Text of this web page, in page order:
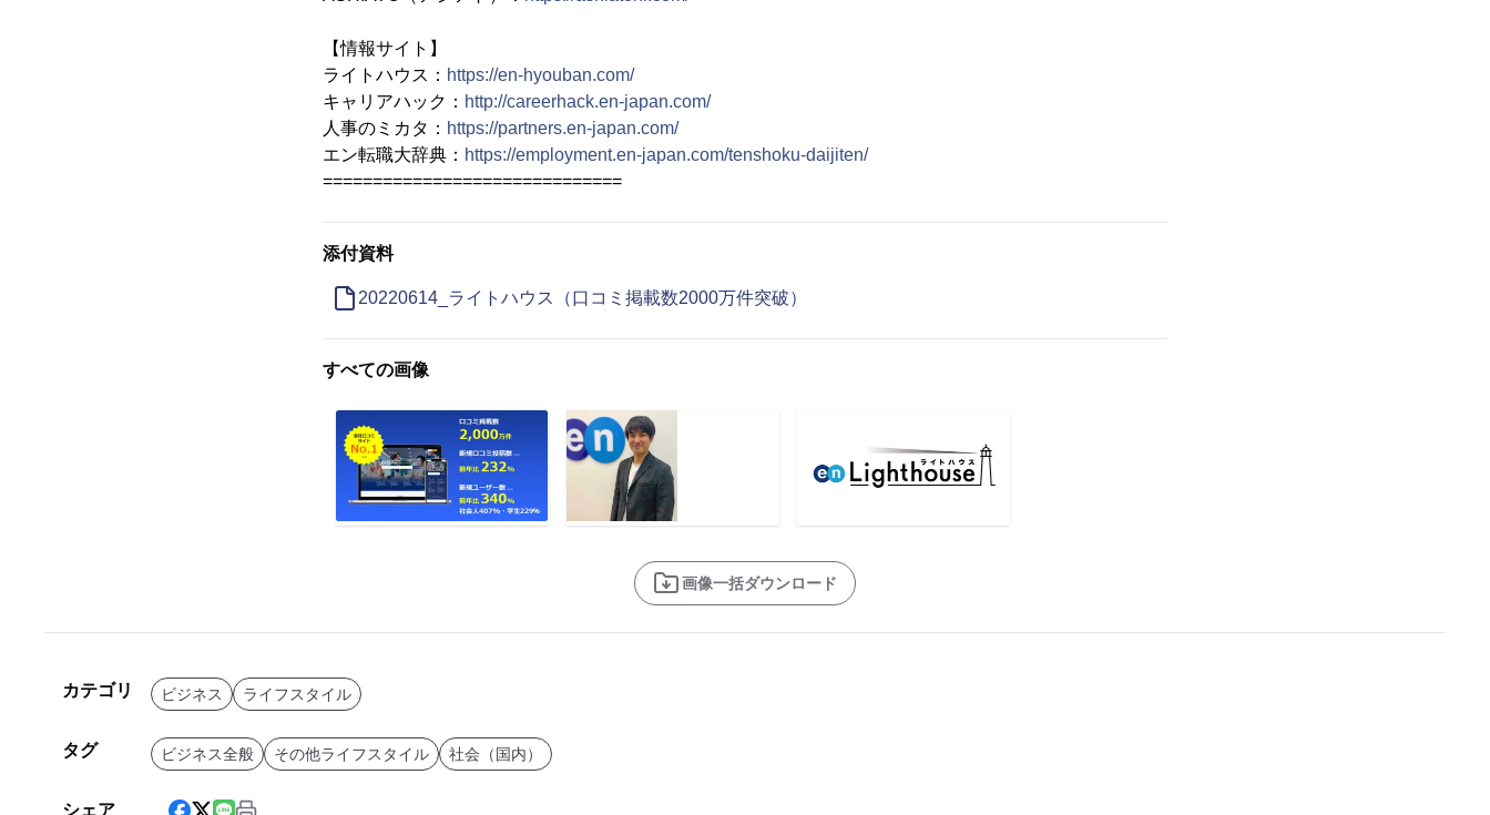
【情報サイト】
ライトハウス： https://en-hyouban.com/
キャリアハック： http://careerhack.en-japan.com/
人事のミカタ： https://partners.en-japan.com/
エン転職大辞典： https://employment.en-japan.com/tenshoku-daijiten/
==============================
添付資料
20220614_ライトハウス（口コミ掲載数2000万件突破）
すべての画像
画像一括ダウンロード
カテゴリ ビジネス ライフスタイル
タグ ビジネス全般 その他ライフスタイル 社会（国内）
シェア